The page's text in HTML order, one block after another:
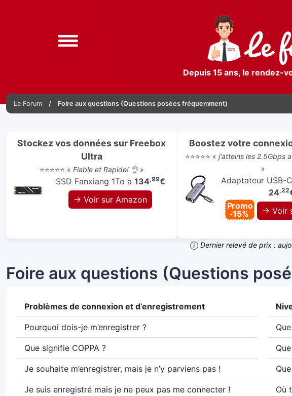
Depuis 15 ans, le rendez-
Le Forum Foire aux questions (Questions posées fréquemment)
Stockez vos données sur Freebox
Ultra
⭐⭐⭐⭐⭐ « Fiable et Rapide! 👌»
SSD Fanxiang 1To à 134,99€
→ Voir sur Amazon
Boostez votre
⭐⭐⭐⭐⭐ « j'atteins les 2.5Gbps
»
Adaptateur USB-
24,22
Promo
-15%
→ Voir
Dernier relevé de prix :
Foire aux questions (Questions
Problèmes de connexion et d’enregistrement
Pourquoi dois-je m’enregistrer ?
Que signifie COPPA ?
Je souhaite m’enregistrer, mais je n’y parviens pas !
Je suis enregistré mais je ne peux pas me connecter !
Où